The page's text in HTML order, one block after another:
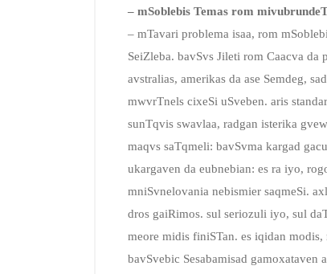
– mSoblebis Temas rom
– mTavari problema isaa, rom
SeiZleba. bavSvs Jileti rom Caacva da
avstralias, amerikas da ase Semdeg,
mwvrTnels cixeSi uSveben. aris
sunTqvis swavlaa, radgan isterika
maqvs saTqmeli: bavSvma kargad
ukargaven da eubnebian: es ra iyo,
mniSvnelovania nebismier saqmeSi.
dros gaiRimos. sul seriozuli iyo, sul
meore midis finiSTan. es iqidan
bavSvebic Sesabamisad